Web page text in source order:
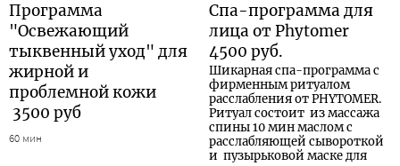
Программа
"Освежающий
тыквенный уход" для
жирной и
проблемной кожи
3500 руб
60 мин
Спа-программа для
лица от Phytomer
4500 руб.
Шикарная спа-программа с
фирменным ритуалом
расслабления от PHYTOMER.
Ритуал состоит из массажа
спины 10 мин маслом с
расслабляющей сывороткой
и пузырьковой маске для